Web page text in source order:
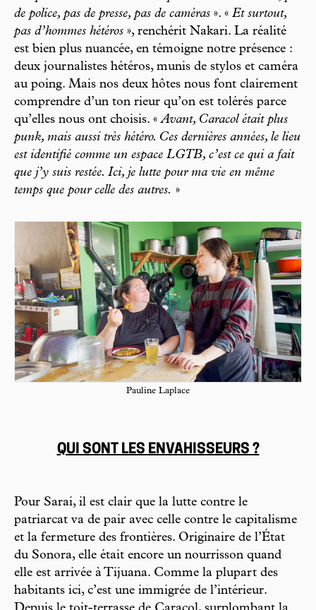
de police, pas de presse, pas de caméras ». « Et surtout,
pas d’hommes hétéros », renchérit Nakari. La réalité
est bien plus nuancée, en témoigne notre présence :
deux journalistes hétéros, munis de stylos et caméra
au poing. Mais nos deux hôtes nous font clairement
comprendre d’un ton rieur qu’on est tolérés parce
qu’elles nous ont choisis. «Avant, Caracol était plus
punk, mais aussi très hétéro. Ces dernières années, le lieu
est identifié comme un espace LGTB, c’est ce qui a fait
que j’y suis restée. Ici, je lutte pour ma vie en même
temps que pour celle des autres. »
Pauline Laplace
QUI SONT LES ENVAHISSEURS ?
Pour Sarai, il est clair que la lutte contre le
patriarcat va de pair avec celle contre le capitalisme
et la fermeture des frontières. Originaire de l’État
du Sonora, elle était encore un nourrisson quand
elle est arrivée à Tijuana. Comme la plupart des
habitants ici, c’est une immigrée de l’intérieur.